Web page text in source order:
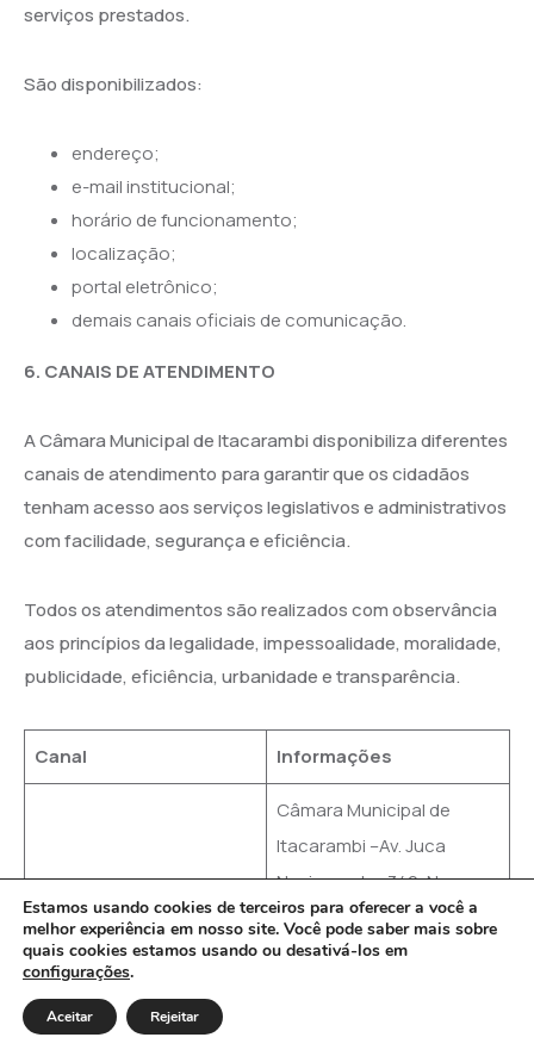
serviços prestados.
São disponibilizados:
endereço;
e-mail institucional;
horário de funcionamento;
localização;
portal eletrônico;
demais canais oficiais de comunicação.
6. CANAIS DE ATENDIMENTO
A Câmara Municipal de Itacarambi disponibiliza diferentes
canais de atendimento para garantir que os cidadãos
tenham acesso aos serviços legislativos e administrativos
com facilidade, segurança e eficiência.
Todos os atendimentos são realizados com observância
aos princípios da legalidade, impessoalidade, moralidade,
publicidade, eficiência, urbanidade e transparência.
Canal Informações
Atendimento Presencial
Câmara Municipal de
Itacarambi –Av. Juca
Nasicmento, 349, Nossa
Senhora de Fátima – CEP
39.470-000 –
Horário de
Estamos usando cookies de terceiros para oferecer a você a
melhor experiência em nosso site. Você pode saber mais sobre
quais cookies estamos usando ou desativá-los em
configurações.
Aceitar Rejeitar